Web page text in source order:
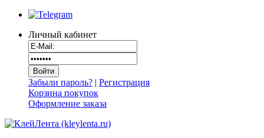
Личный кабинет
Забыли пароль? | Регистрация
Корзина покупок
Оформление заказа